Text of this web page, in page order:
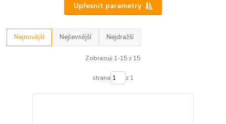
Upřesnit parametry
Nejnovější Nejlevnější Nejdražší
Zobrazuji 1-15 z 15
strana z 1